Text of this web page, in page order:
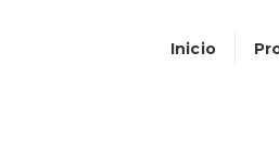
Inicio